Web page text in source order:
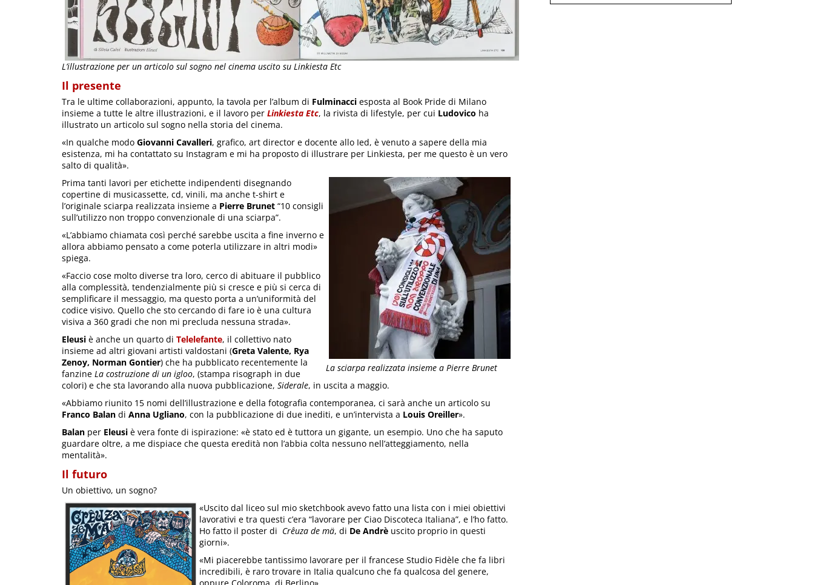
L’illustrazione per un articolo sul sogno nel cinema uscito su Linkiesta Etc
Il presente
Tra le ultime collaborazioni, appunto, la tavola per l’album di Fulminacci esposta al Book Pride di Milano
insieme a tutte le altre illustrazioni, e il lavoro per Linkiesta Etc, la rivista di lifestyle, per cui Ludovico ha
illustrato un articolo sul sogno nella storia del cinema.
«In qualche modo Giovanni Cavalleri, grafico, art director e docente allo Ied, è venuto a sapere della mia
esistenza, mi ha contattato su Instagram e mi ha proposto di illustrare per Linkiesta, per me questo è un vero
salto di qualità».
La sciarpa realizzata insieme a Pierre Brunet
Prima tanti lavori per etichette indipendenti disegnando
copertine di musicassette, cd, vinili, ma anche t-shirt e
l’originale sciarpa realizzata insieme a Pierre Brunet “10 consigli
sull’utilizzo non troppo convenzionale di una sciarpa”.
«L’abbiamo chiamata così perché sarebbe uscita a fine inverno e
allora abbiamo pensato a come poterla utilizzare in altri modi»
spiega.
«Faccio cose molto diverse tra loro, cerco di abituare il pubblico
alla complessità, tendenzialmente più si cresce e più si cerca di
semplificare il messaggio, ma questo porta a un’uniformità del
codice visivo. Quello che sto cercando di fare io è una cultura
visiva a 360 gradi che non mi precluda nessuna strada».
Eleusi è anche un quarto di Telelefante, il collettivo nato
insieme ad altri giovani artisti valdostani (Greta Valente, Rya
Zenoy, Norman Gontier) che ha pubblicato recentemente la
fanzine La costruzione di un igloo, (stampa risograph in due
colori) e che sta lavorando alla nuova pubblicazione, Siderale, in uscita a maggio.
«Abbiamo riunito 15 nomi dell’illustrazione e della fotografia contemporanea, ci sarà anche un articolo su
Franco Balan di Anna Ugliano, con la pubblicazione di due inediti, e un’intervista a Louis Oreiller».
Balan per Eleusi è vera fonte di ispirazione: «è stato ed è tuttora un gigante, un esempio. Uno che ha saputo
guardare oltre, a me dispiace che questa eredità non l’abbia colta nessuno nell’atteggiamento, nella
mentalità».
Il futuro
Un obiettivo, un sogno?
«Uscito dal liceo sul mio sketchbook avevo fatto una lista con i miei obiettivi
lavorativi e tra questi c’era “lavorare per Ciao Discoteca Italiana”, e l’ho fatto.
Ho fatto il poster di Crêuza de mä, di De Andrè uscito proprio in questi
giorni».
«Mi piacerebbe tantissimo lavorare per il francese Studio Fidèle che fa libri
incredibili, è raro trovare in Italia qualcuno che fa qualcosa del genere,